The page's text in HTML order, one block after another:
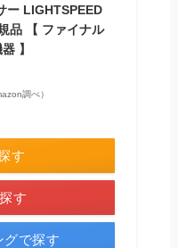
ー LIGHTSPEED
品 【 ファイナル
】
調べ）
す
す
グで探す